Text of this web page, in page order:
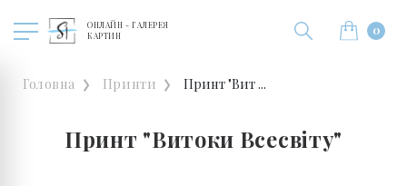
ОНЛАЙН - ГАЛЕРЕЯ
КАРТИН
0
Головна Принти Принт "Вит ...
Принт "Витоки Всесвіту"